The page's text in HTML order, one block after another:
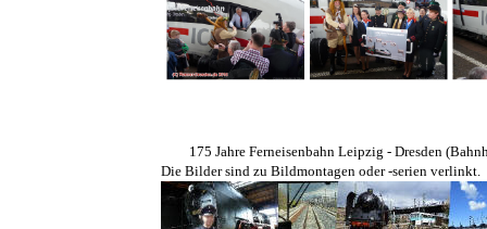
175 Jahre Ferneisenbahn Leipzig - Dresden
Die Bilder sind zu Bildmontagen oder -serien verlinkt.